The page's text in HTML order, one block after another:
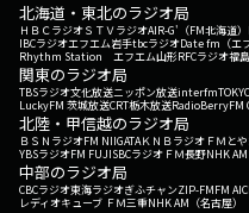
北海道・東北のラジオ局
ＨＢＣラジオＳＴＶラジオAIR-G'（FM北海道）
IBCラジオエフエム岩手tbcラジオDate fm（エ
Rhythm Station エフエム山形RFCラジオ福島
関東のラジオ局
TBSラジオ文化放送ニッポン放送interfm
LuckyFM 茨城放送CRT栃木放送RadioBerryFM
北陸・甲信越のラジオ局
ＢＳＮラジオFM NIIGATAＫＮＢラジオ ＦＭと
YBSラジオFM FUJISBCラジオ ＦＭ長野NHK AM
中部のラジオ局
CBCラジオ東海ラジオぎふチャンZIP-FMFM
レディオキューブ ＦＭ三重NHK AM（名古屋）